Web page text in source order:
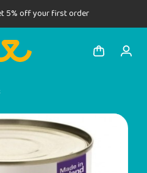
5% off your first order